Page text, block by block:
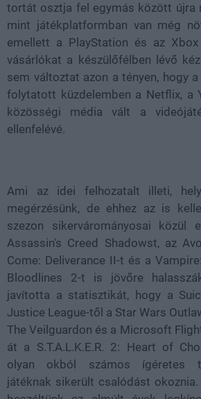
tortát osztja fel egymás között újra
mint játékplatformban van még
emellett a PlayStation és az
vásárlókat a készülőfélben lévő
sem változtat azon a tényen, hogy
folytatott küzdelemben a Netflix, a
közösségi média vált a
ellenfelévé.
Ami az idei felhozatalt illeti,
megérzésünk, de ehhez az is
szezon sikervárományosai közül
Assassin's Creed Shadowst, az
Come: Deliverance II-t és a
Bloodlines 2-t is jövőre
javította a statisztikát, hogy a
Justice League-től a Star Wars
The Veilguardon és a Microsoft
át a S.T.A.L.K.E.R. 2: Heart of
olyan okból számos ígéretes
játéknak sikerült csalódást